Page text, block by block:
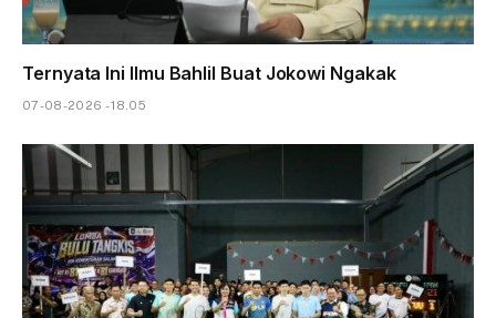
Ternyata Ini Ilmu Bahlil Buat Jokowi Ngakak
07-08-2026 - 18.05